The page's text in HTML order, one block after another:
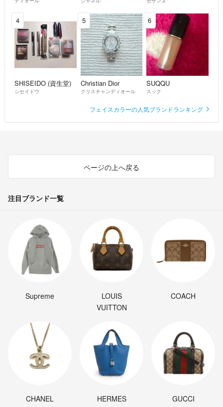
4
SHISEIDO (資生堂)
シセイドウ
5
Christian Dior
クリスチャンディオール
6
SUQQU
スック
フェイスカラーの人気ブランドランキング
ページの上へ戻る
注目ブランド一覧
Supreme
LOUIS
VUITTON
COACH
CHANEL HERMES GUCCI